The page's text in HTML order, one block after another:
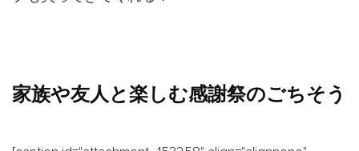
家族や友人と楽しむ感謝祭のごちそう